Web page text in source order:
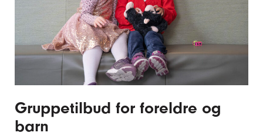
Gruppetilbud for foreldre og
barn